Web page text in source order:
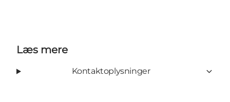
Læs mere
Kontaktoplysninger